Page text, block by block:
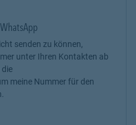
senden zu können,
unter Ihren Kontakten ab
die
meine Nummer für den